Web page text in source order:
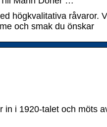
högkvalitativa råvaror.
och smak du önskar
in i 1920-talet och möts